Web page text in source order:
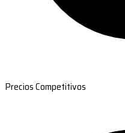
Precios Competitivos